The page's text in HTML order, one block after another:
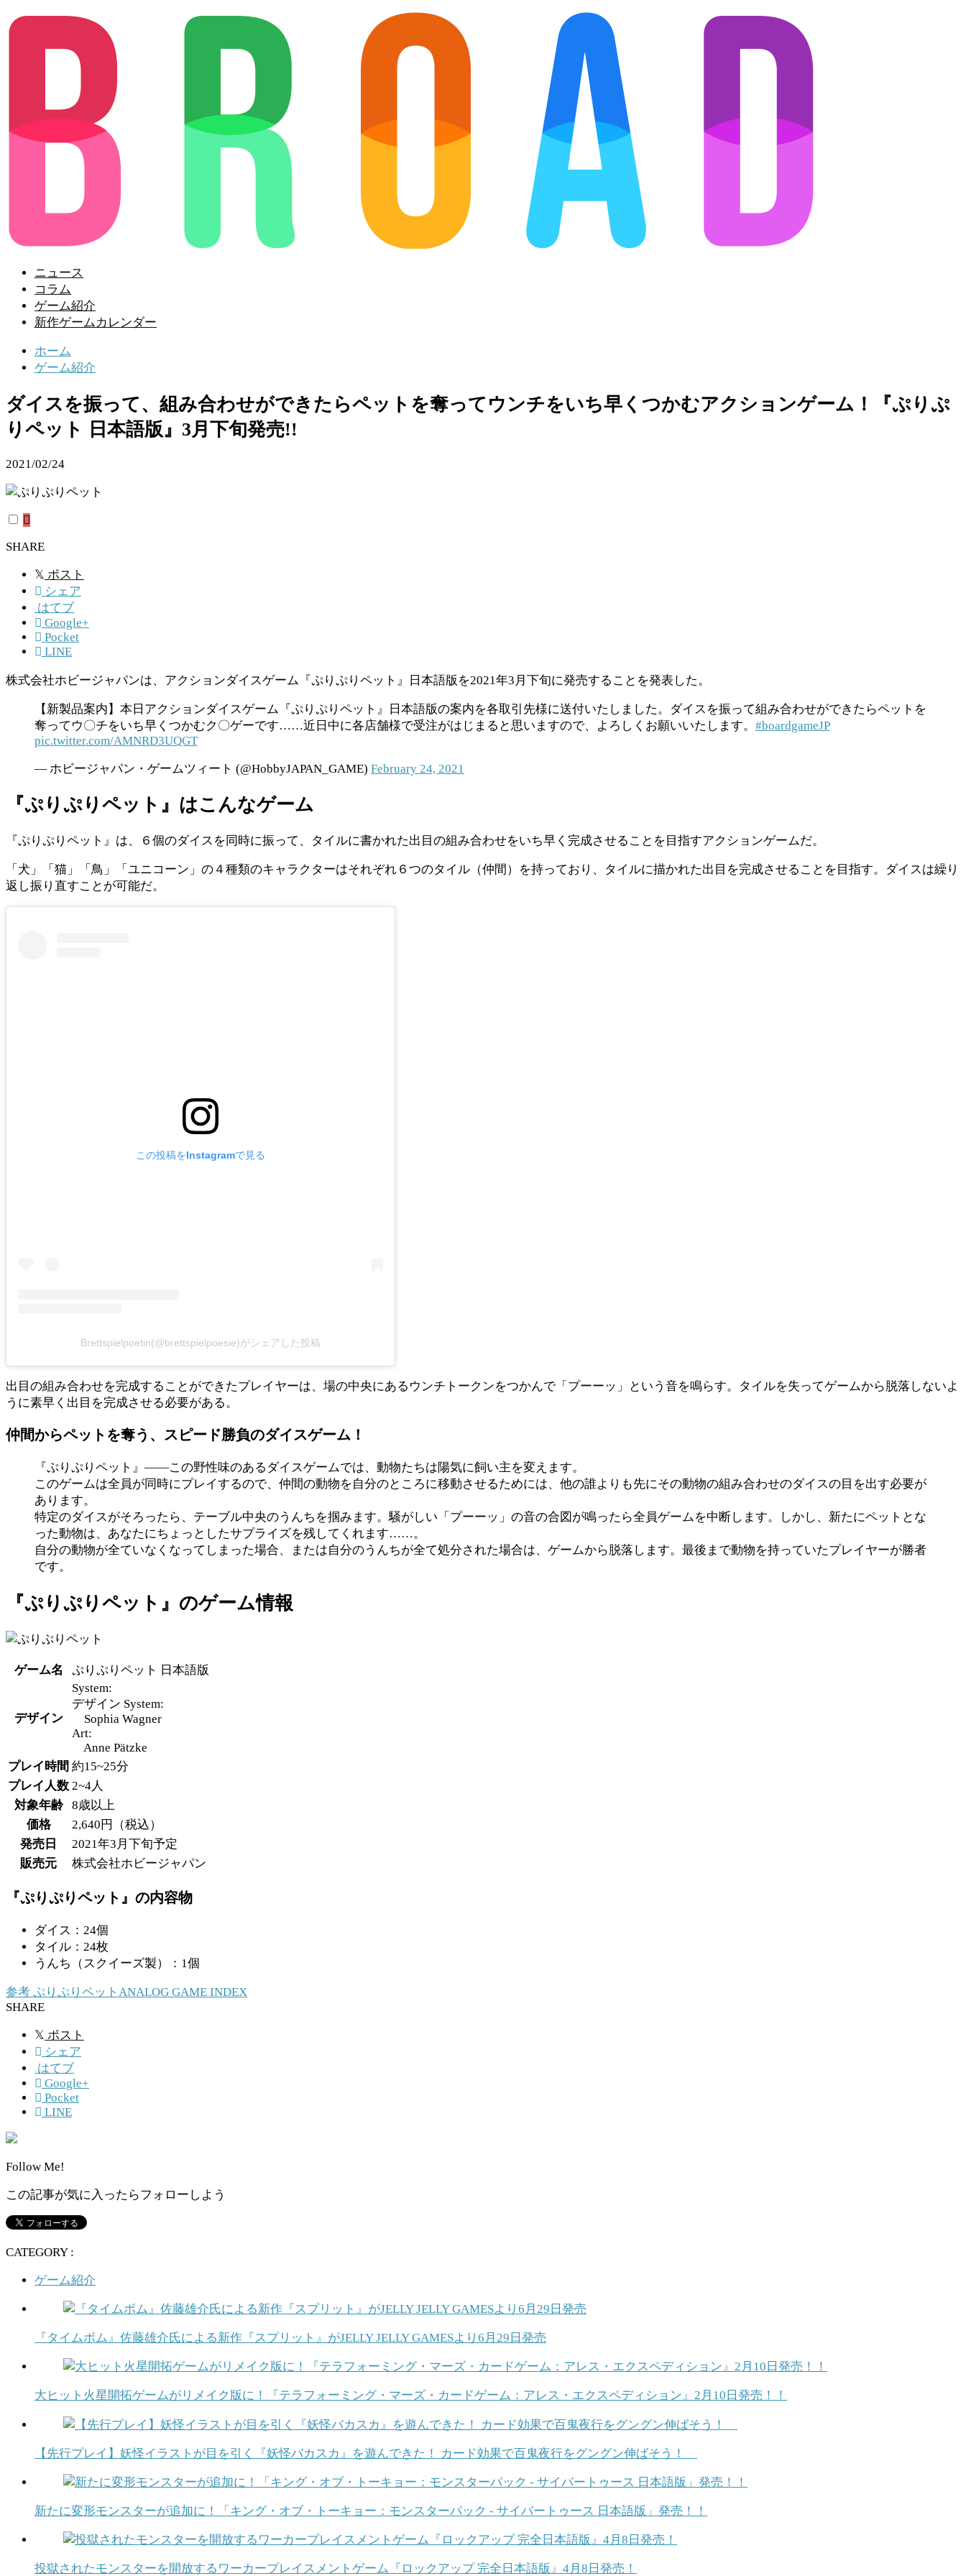
ニュース
コラム
ゲーム紹介
新作ゲームカレンダー
ホーム
ゲーム紹介
ダイスを振って、組み合わせができたらペットを奪ってウンチをいち早くつかむアクションゲーム！『ぷりぷ
りペット 日本語版』3月下旬発売!!
2021/02/24
SHARE
𝕏 ポスト
シェア
はてブ
Google+
Pocket
LINE
株式会社ホビージャパンは、アクションダイスゲーム『ぷりぷりペット』日本語版を2021年3月下旬に発売することを発表した。
【新製品案内】本日アクションダイスゲーム『ぷりぷりペット』日本語版の案内を各取引先様に送付いたしました。ダイスを振って組み合わせができたらペットを
奪ってウ〇チをいち早くつかむク〇ゲーです……近日中に各店舗様で受注がはじまると思いますので、よろしくお願いいたします。 #boardgameJP
pic.twitter.com/AMNRD3UQGT
— ホビージャパン・ゲームツィート (@HobbyJAPAN_GAME) February 24, 2021
『ぷりぷりペット』はこんなゲーム
『ぷりぷりペット』は、６個のダイスを同時に振って、タイルに書かれた出目の組み合わせをいち早く完成させることを目指すアクションゲームだ。
「犬」「猫」「鳥」「ユニコーン」の４種類のキャラクターはそれぞれ６つのタイル（仲間）を持っており、タイルに描かれた出目を完成させることを目指す。ダイスは繰り
返し振り直すことが可能だ。
この投稿をInstagramで見る
Brettspielpoetin(@brettspielpoesie)がシェアした投稿
出目の組み合わせを完成することができたプレイヤーは、場の中央にあるウンチトークンをつかんで「プーーッ」という音を鳴らす。タイルを失ってゲームから脱落しないよ
うに素早く出目を完成させる必要がある。
仲間からペットを奪う、スピード勝負のダイスゲーム！
『ぷりぷりペット』――この野性味のあるダイスゲームでは、動物たちは陽気に飼い主を変えます。
このゲームは全員が同時にプレイするので、仲間の動物を自分のところに移動させるためには、他の誰よりも先にその動物の組み合わせのダイスの目を出す必要が
あります。
特定のダイスがそろったら、テーブル中央のうんちを掴みます。騒がしい「プーーッ」の音の合図が鳴ったら全員ゲームを中断します。しかし、新たにペットとな
った動物は、あなたにちょっとしたサプライズを残してくれます……。
自分の動物が全ていなくなってしまった場合、または自分のうんちが全て処分された場合は、ゲームから脱落します。最後まで動物を持っていたプレイヤーが勝者
です。
『ぷりぷりペット』のゲーム情報
ゲーム名 ぷりぷりペット 日本語版
デザイン
System:
デザイン System:
Sophia Wagner
Art:
Anne Pätzke
プレイ時間 約15~25分
プレイ人数 2~4人
対象年齢
8歳以上
価格
2,640円（税込）
発売日
2021年3月下旬予定
販売元
株式会社ホビージャパン
『ぷりぷりペット』の内容物
ダイス：24個
タイル：24枚
うんち（スクイーズ製）：1個
参考 ぷりぷりペット ANALOG GAME INDEX
SHARE
𝕏 ポスト
シェア
はてブ
Google+
Pocket
LINE
Follow Me!
この記事が気に入ったらフォローしよう
CATEGORY :
ゲーム紹介
『タイムボム』佐藤雄介氏による新作『スプリット』がJELLY JELLY GAMESより6月29日発売
大ヒット火星開拓ゲームがリメイク版に！『テラフォーミング・マーズ・カードゲーム：アレス・エクスペディション』2月10日発売！！
【先行プレイ】妖怪イラストが目を引く『妖怪バカスカ』を遊んできた！ カード効果で百鬼夜行をグングン伸ばそう！
新たに変形モンスターが追加に！「キング・オブ・トーキョー：モンスターパック - サイバートゥース 日本語版」発売！！
投獄されたモンスターを開放するワーカープレイスメントゲーム『ロックアップ 完全日本語版』4月8日発売！